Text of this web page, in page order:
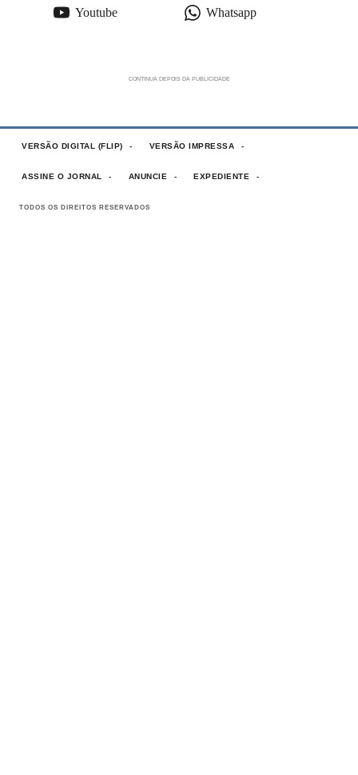
Youtube Whatsapp
VERSÃO DIGITAL (FLIP) VERSÃO IMPRESSA
ASSINE O JORNAL ANUNCIE EXPEDIENTE
TODOS OS DIREITOS RESERVADOS